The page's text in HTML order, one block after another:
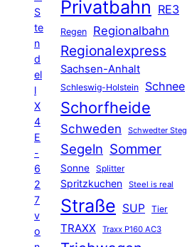
S
te
n
d
el
l
X
4
E
-
6
2
7
v
o
Privatbahn RE3
Regen Regionalbahn
Regionalexpress
Sachsen-Anhalt
Schleswig-Holstein Schnee
Schorfheide
Schweden Schwedter Steg
Segeln Sommer
Sonne Splitter
Spritzkuchen Steel is real
Straße SUP Tier
TRAXX Traxx P160 AC3